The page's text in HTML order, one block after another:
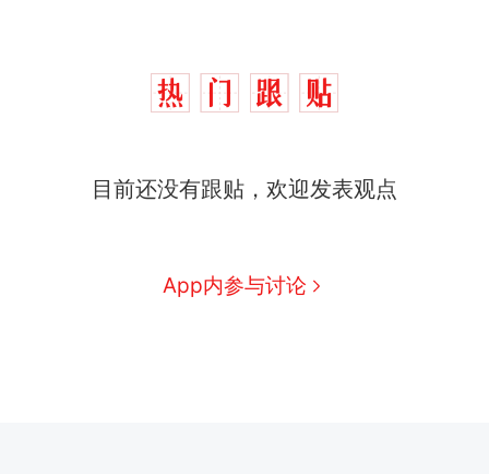
目前还没有跟贴，欢迎发表观点
App内参与讨论